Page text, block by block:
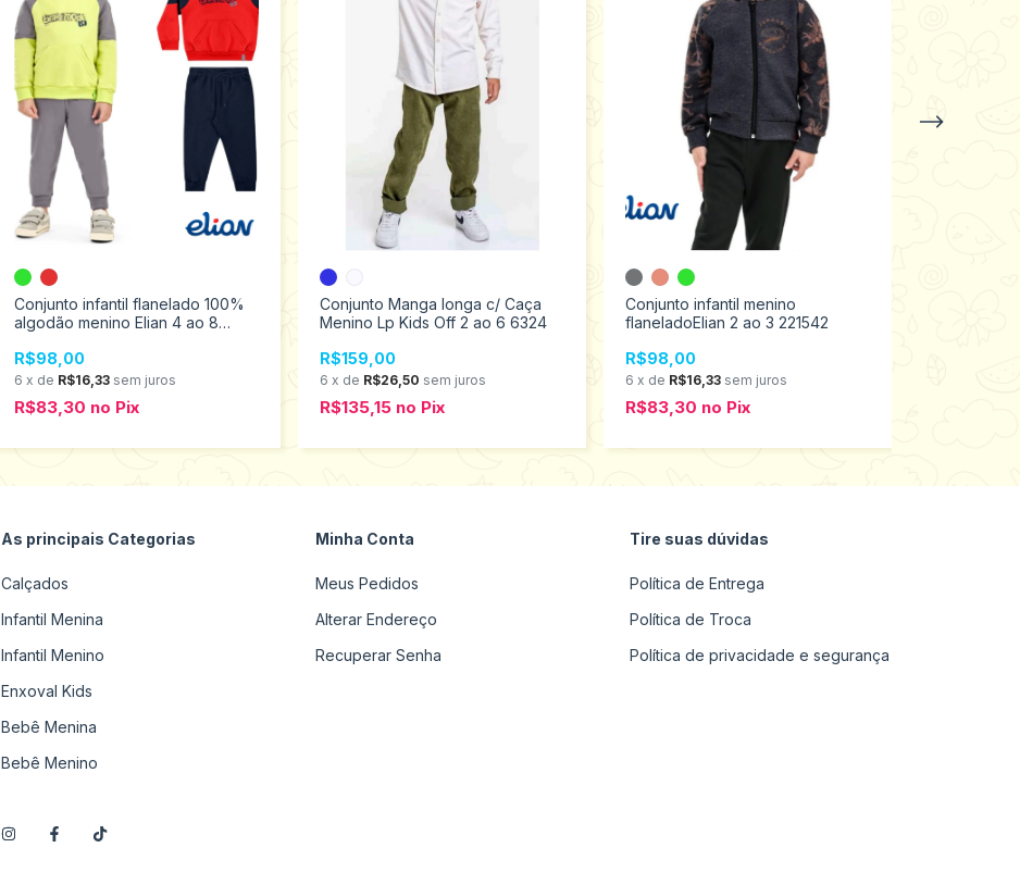
Conjunto infantil flanelado 100%
algodão menino Elian 4 ao 8
R$98,00
6 x de R$16,33 sem juros
R$83,30 no Pix
Conjunto Manga longa c/ Caça
Menino Lp Kids Off 2 ao 6 6324
R$159,00
6 x de R$26,50 sem juros
R$135,15 no Pix
Conjunto infantil menino
flaneladoElian 2 ao 3 221542
R$98,00
6 x de R$16,33 sem juros
R$83,30 no Pix
As principais Categorias
Calçados
Infantil Menina
Infantil Menino
Enxoval Kids
Bebê Menina
Bebê Menino
Minha Conta
Meus Pedidos
Alterar Endereço
Recuperar Senha
Tire suas dúvidas
Política de Entrega
Política de Troca
Política de privacidade e segurança